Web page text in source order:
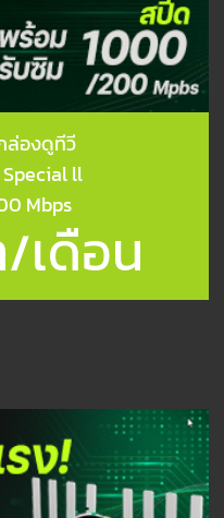
ล่องดูทีวี
Special ll
Mbps
เดือน